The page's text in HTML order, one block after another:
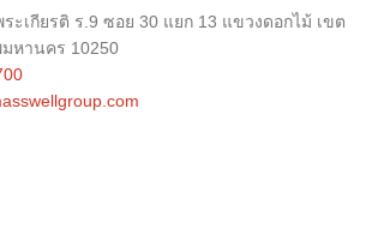
ะเกียรติ ร.9 ซอย 30 แยก 13 แขวงดอกไม้ เขต
มหานคร 10250